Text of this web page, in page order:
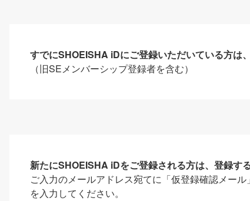
すでにSHOEISHA iDにご登録いただいている方は
（旧SEメンバーシップ登録者を含む）
新たにSHOEISHA iDをご登録される方は、登録す
ご入力のメールアドレス宛てに「仮登録確認メー
を入力してください。